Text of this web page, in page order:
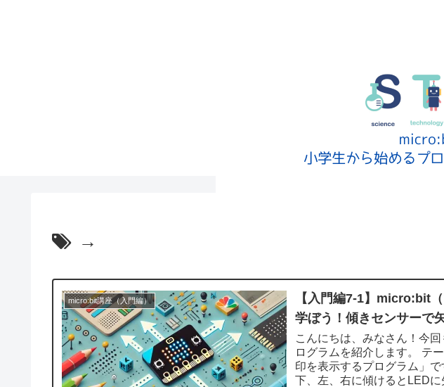
→
micro:bit講座（入門編）
【入門編7-1】micro:bit
学ぼう！傾きセンサーで
こんにちは、みなさん！今
ログラムを紹介します。 テ
印を表示するプログラム」で
下、左、右に傾けるとLED